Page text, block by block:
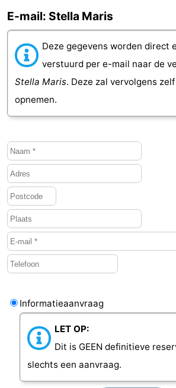
E-mail: Stella Maris
Deze gegevens worden direct
verstuurd per e-mail naar de
Stella Maris. Deze zal vervolgens
opnemen.
Informatieaanvraag
LET OP:
Dit is GEEN definitieve
slechts een aanvraag.